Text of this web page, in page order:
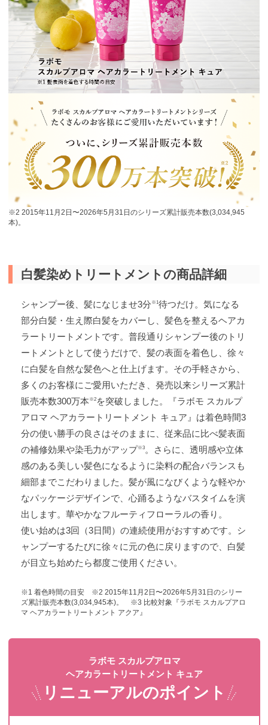
※2 2015年11月2日〜2026年5月31日のシリーズ累計販売本数(3,034,945
本)。
白髪染めトリートメントの商品詳細
シャンプー後、髪になじませ3分 ※1待つだけ。気になる
部分白髪・生え際白髪をカバーし、髪色を整えるヘアカ
ラートリートメントです。普段通りシャンプー後のトリ
ートメントとして使うだけで、髪の表面を着色し、徐々
に白髪を自然な髪色へと仕上げます。その手軽さから、
多くのお客様にご愛用いただき、発売以来シリーズ累計
販売本数300万本 ※2 を突破しました。『ラボモ スカルプ
アロマ ヘアカラートリートメント キュア』は着色時間3
分の使い勝手の良さはそのままに、従来品に比べ髪表面
の補修効果や染毛力がアップ※3 。さらに、透明感や立体
感のある美しい髪色になるように染料の配合バランスも
細部までこだわりました。髪が風になびくような軽やか
なパッケージデザインで、心踊るようなバスタイムを演
出します。華やかなフルーティフローラルの香り。
使い始めは3回（3日間）の連続使用がおすすめです。シ
ャンプーするたびに徐々に元の色に戻りますので、白髪
が目立ち始めたら都度ご使用ください。
※1 着色時間の目安 ※2 2015年11月2日〜2026年5月31日のシリー
ズ累計販売本数(3,034,945本)。 ※3 比較対象『ラボモ スカルプアロ
マ ヘアカラートリートメント アクア』
ラボモ スカルプアロマ
ヘアカラートリートメント キュア
リニューアルのポイント